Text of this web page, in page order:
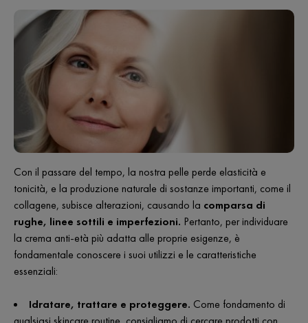
Con il passare del tempo, la nostra pelle perde elasticità e
tonicità, e la produzione naturale di sostanze importanti, come il
collagene, subisce alterazioni, causando la comparsa di
rughe, linee sottili e imperfezioni. Pertanto, per individuare
la crema anti-età più adatta alle proprie esigenze, è
fondamentale conoscere i suoi utilizzi e le caratteristiche
essenziali:
Idratare, trattare e proteggere. Come fondamento di